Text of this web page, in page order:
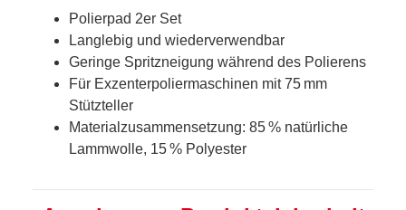
Polierpad 2er Set
Langlebig und wiederverwendbar
Geringe Spritzneigung während des Polierens
Für Exzenterpoliermaschinen mit 75 mm
Stützteller
Materialzusammensetzung: 85 % natürliche
Lammwolle, 15 % Polyester